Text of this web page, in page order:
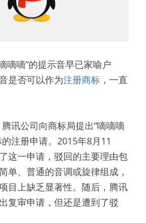
嘀嘀”的提示音早已家喻户
是否可以作为注册商标 ，一直
讯公司向商标局提出“嘀嘀嘀
注册申请。2015年8月11
这一申请，驳回的主要理由包
单、普通的音调或旋律组成，
目上缺乏显著性。随后，腾讯
复审申请，但还是遭到了驳